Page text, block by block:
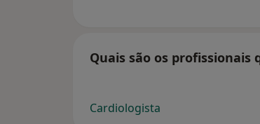
Quais são os
Cardiologista